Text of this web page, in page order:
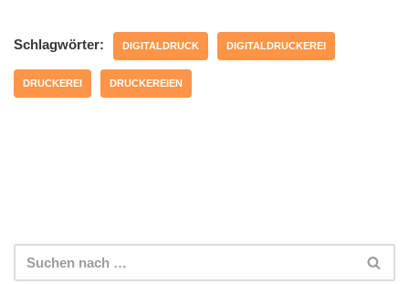
Schlagwörter: DIGITALDRUCK DIGITALDRUCKEREI
DRUCKEREI DRUCKEREIEN